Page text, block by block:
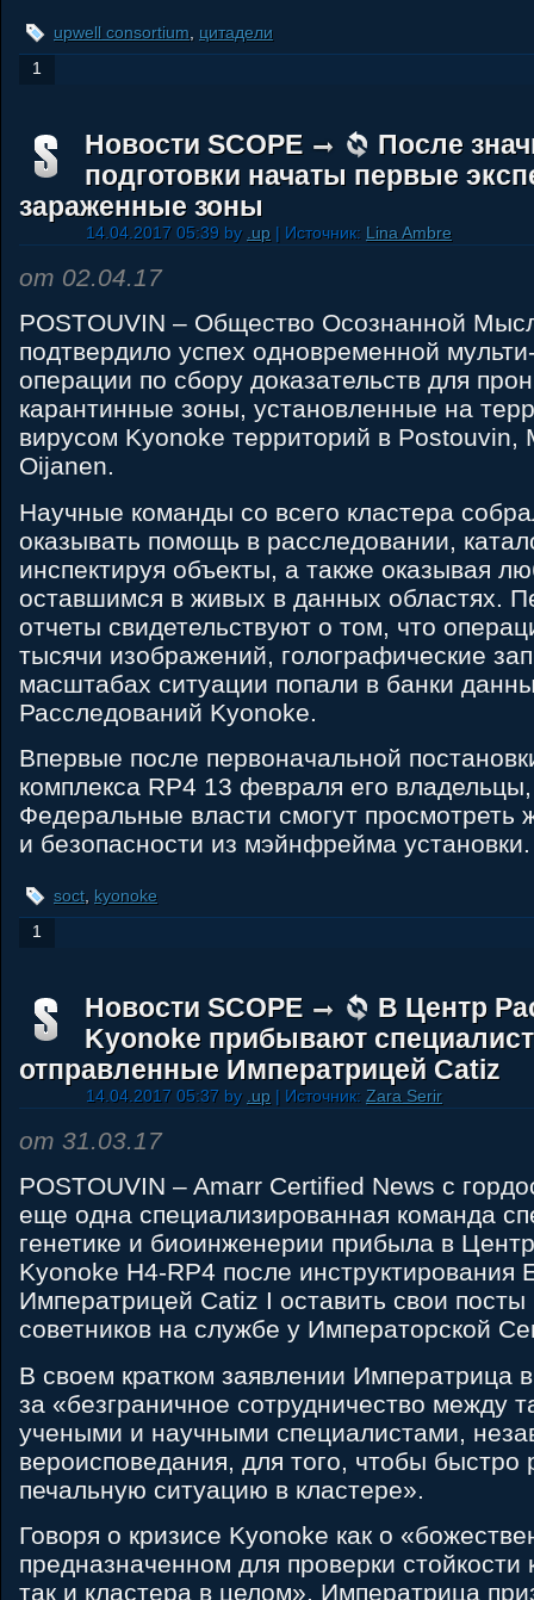
upwell consortium цитадели
1
Новости SCOPE
После
подготовки начаты первые
зараженные зоны
14.04.2017 05:39 by .up | Источник: Lina Ambre
от 02.04.17
POSTOUVIN – Общество Осознанной
подтвердило успех одновременной
операции по сбору доказательств для
карантинные зоны, установленные на
вирусом Kyonoke территорий в Postouvin,
Oijanen.
Научные команды со всего кластера
оказывать помощь в расследовании,
инспектируя объекты, а также оказывая
оставшимся в живых в данных областях.
отчеты свидетельствуют о том, что
тысячи изображений, голографические
масштабах ситуации попали в банки
Расследований Kyonoke.
Впервые после первоначальной
комплекса RP4 13 февраля его
Федеральные власти смогут просмотреть
и безопасности из мэйнфрейма установки.
soct, kyonoke
1
Новости SCOPE
В Центр
Kyonoke прибывают
отправленные Императрицей Catiz
14.04.2017 05:37 by .up | Источник: Zara Serir
от 31.03.17
POSTOUVIN – Amarr Certified News с
еще одна специализированная команда
генетике и биоинженерии прибыла в
Kyonoke H4-RP4 после инструктирования
Императрицей Catiz I оставить свои посты
советников на службе у Императорской
В своем кратком заявлении Императрица
за «безграничное сотрудничество между
учеными и научными специалистами,
вероисповедания, для того, чтобы быстро
печальную ситуацию в кластере».
Говоря о кризисе Kyonoke как о
предназначенном для проверки
так и кластера в целом», Императрица